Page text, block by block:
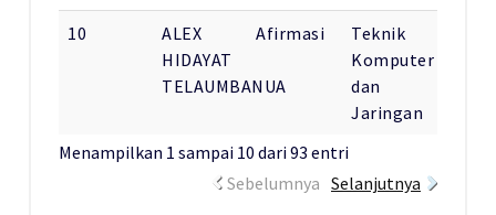
10
ALEX
HIDAYAT
TELAUMBANUA
Afirmasi
Teknik
Komputer
dan
Jaringan
Menampilkan 1 sampai 10 dari 93 entri
Sebelumnya Selanjutnya